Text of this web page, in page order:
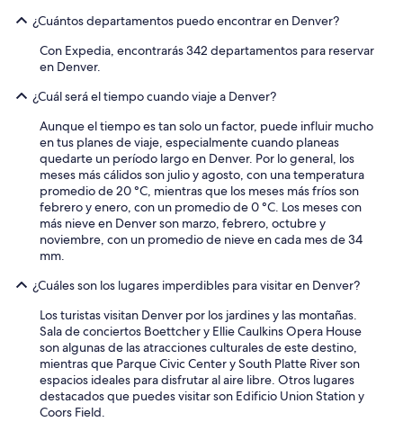
¿Cuántos departamentos puedo encontrar en Denver?
Con Expedia, encontrarás 342 departamentos para reservar
en Denver.
¿Cuál será el tiempo cuando viaje a Denver?
Aunque el tiempo es tan solo un factor, puede influir mucho
en tus planes de viaje, especialmente cuando planeas
quedarte un período largo en Denver. Por lo general, los
meses más cálidos son julio y agosto, con una temperatura
promedio de 20 °C, mientras que los meses más fríos son
febrero y enero, con un promedio de 0 °C. Los meses con
más nieve en Denver son marzo, febrero, octubre y
noviembre, con un promedio de nieve en cada mes de 34
mm.
¿Cuáles son los lugares imperdibles para visitar en Denver?
Los turistas visitan Denver por los jardines y las montañas.
Sala de conciertos Boettcher y Ellie Caulkins Opera House
son algunas de las atracciones culturales de este destino,
mientras que Parque Civic Center y South Platte River son
espacios ideales para disfrutar al aire libre. Otros lugares
destacados que puedes visitar son Edificio Union Station y
Coors Field.